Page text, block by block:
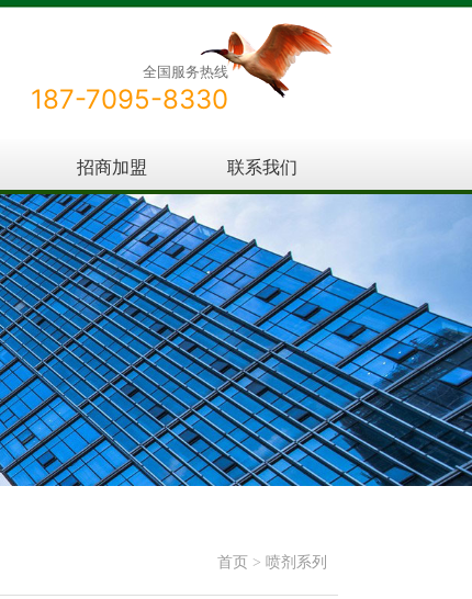
全国服务热线
187-7095-8330
招商加盟 联系我们
首页 > 喷剂系列